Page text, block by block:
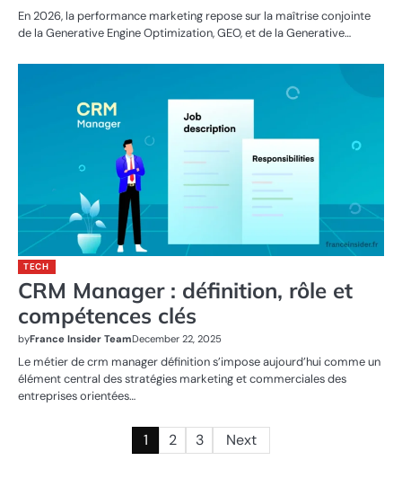
En 2026, la performance marketing repose sur la maîtrise conjointe
de la Generative Engine Optimization, GEO, et de la Generative…
TECH
CRM Manager : définition, rôle et
compétences clés
byFrance Insider TeamDecember 22, 2025
Le métier de crm manager définition s’impose aujourd’hui comme un
élément central des stratégies marketing et commerciales des
entreprises orientées…
1 2 3 Next